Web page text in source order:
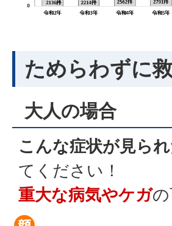
ためらわずに
大人の場合
こんな症状が見ら
てください！
重大な病気やケガ